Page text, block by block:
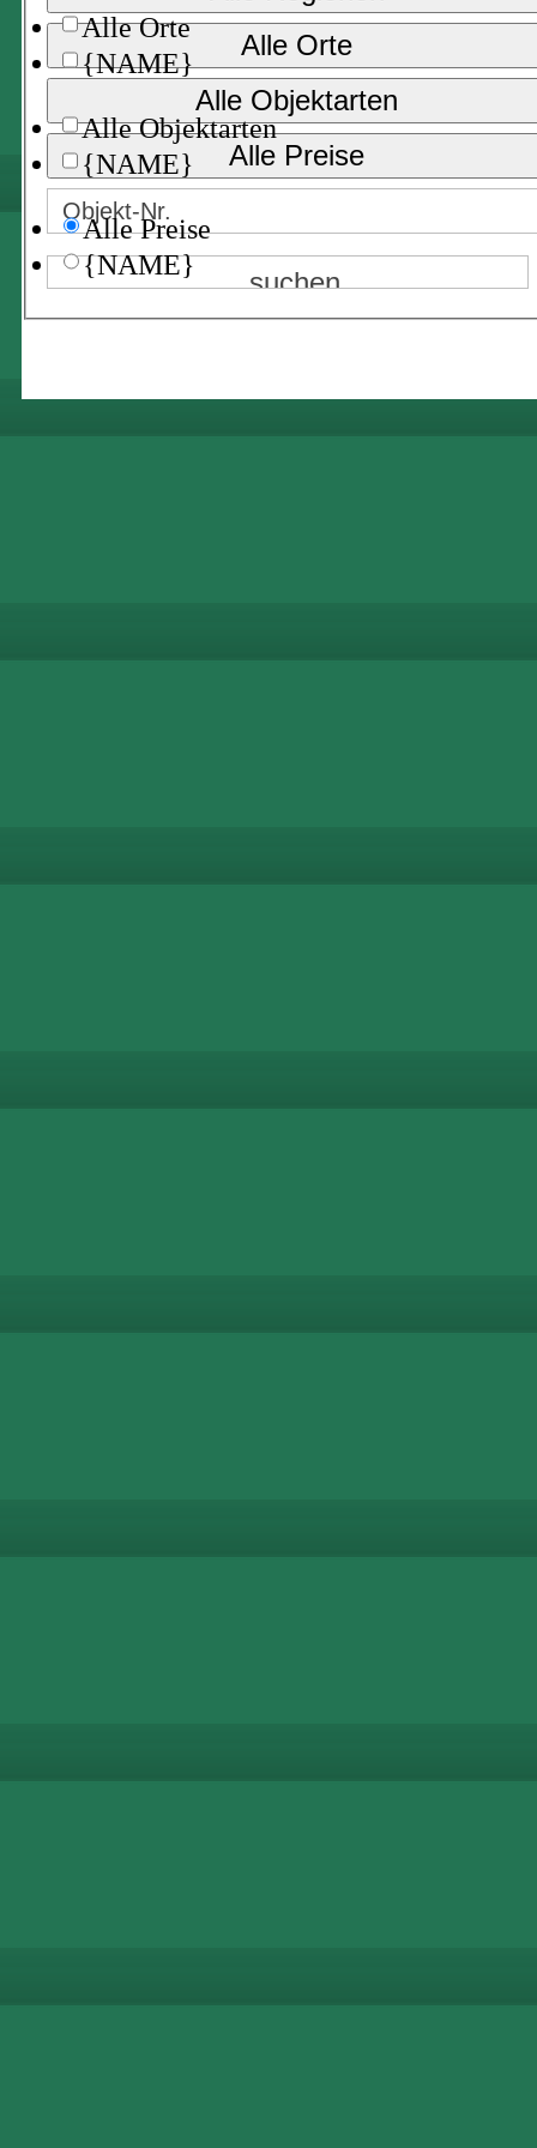
Alle Orte
Alle Objektarten
Alle Preise
Alle Orte
{NAME}
Alle Objektarten
{NAME}
Alle Preise
{NAME}